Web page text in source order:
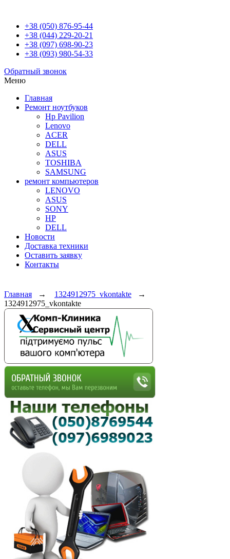
+38 (050) 876-95-44
+38 (044) 229-20-21
+38 (097) 698-90-23
+38 (093) 980-54-33
Обратный звонок
Меню
Главная
Ремонт ноутбуков
Hp Pavilion
Lenovo
ACER
DELL
ASUS
TOSHIBA
SAMSUNG
ремонт компьютеров
LENOVO
ASUS
SONY
HP
DELL
Новости
Доставка техники
Оставить заявку
Контакты
Главная → 1324912975_vkontakte →
1324912975_vkontakte